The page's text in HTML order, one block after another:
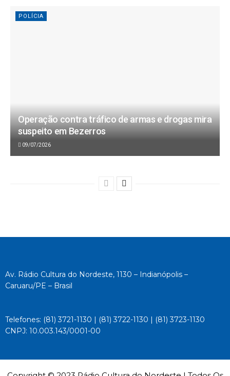
POLÍCIA
Operação contra tráfico de armas e drogas mira
suspeito em Bezerros
09/07/2026
Av. Rádio Cultura do Nordeste, 1130 – Indianópolis –
Caruaru/PE – Brasil
Telefones: (81) 3721-1130 | (81) 3722-1130 | (81) 3723-1130
CNPJ: 10.003.143/0001-00